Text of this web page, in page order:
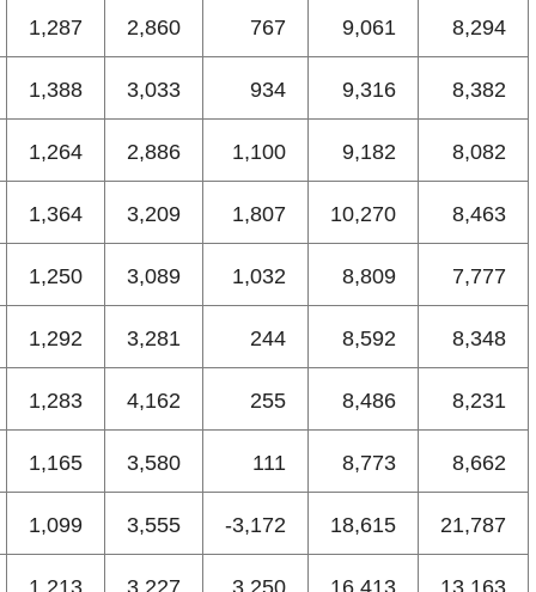
1,287 2,860 767 9,061 8,294
1,388 3,033 934 9,316 8,382
1,264 2,886 1,100 9,182 8,082
1,364 3,209 1,807 10,270 8,463
1,250 3,089 1,032 8,809 7,777
1,292 3,281 244 8,592 8,348
1,283 4,162 255 8,486 8,231
1,165 3,580 111 8,773 8,662
1,099 3,555 -3,172 18,615 21,787